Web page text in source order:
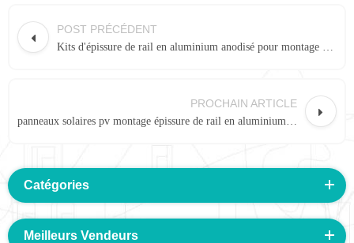
POST PRÉCÉDENT
PROCHAIN ARTICLE
Catégories
Meilleurs Vendeurs